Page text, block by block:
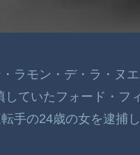
ラモン・デ・ラ・ヌ
ていたフォード・フ
手の24歳の女を逮捕